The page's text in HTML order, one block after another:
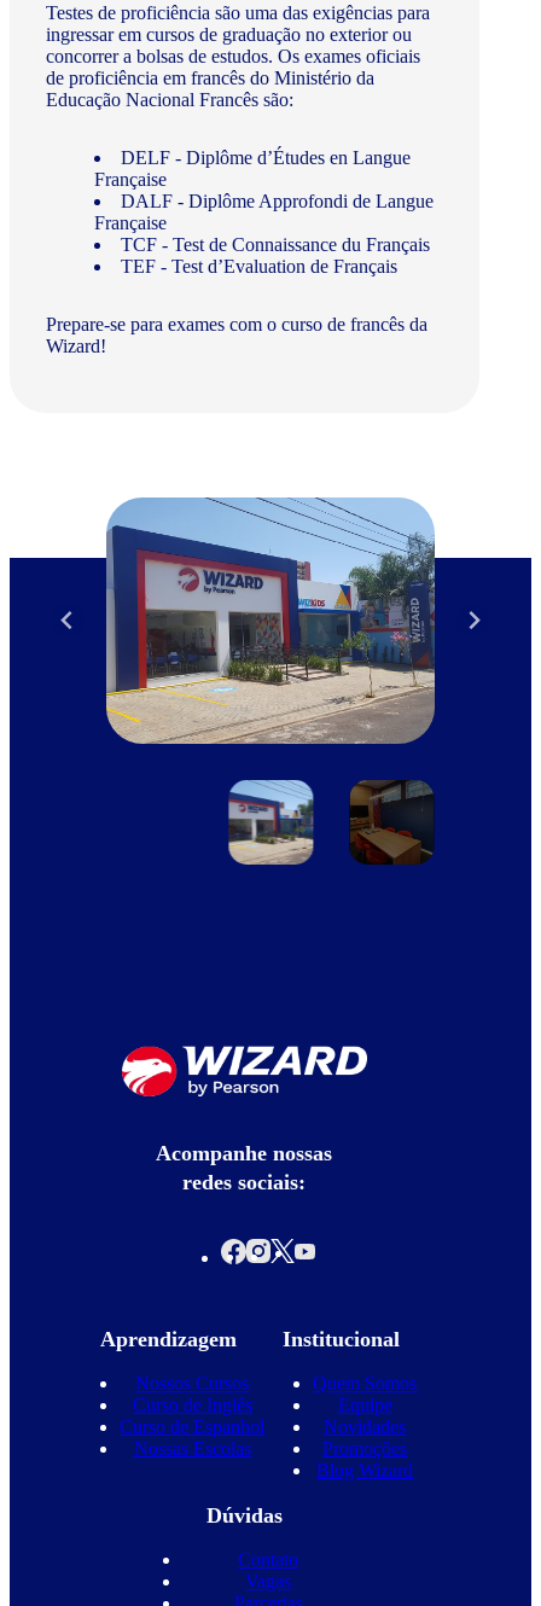
Testes de proficiência são uma das exigências para
ingressar em cursos de graduação no exterior ou
concorrer a bolsas de estudos. Os exames oficiais
de proficiência em francês do Ministério da
Educação Nacional Francês são:
DELF - Diplôme d’Études en Langue
Française
DALF - Diplôme Approfondi de Langue
Française
TCF - Test de Connaissance du Français
TEF - Test d’Evaluation de Français
Prepare-se para exames com o curso de francês da
Wizard!
Acompanhe nossas
redes sociais:
Aprendizagem
Nossos Cursos
Curso de Inglês
Curso de Espanhol
Nossas Escolas
Institucional
Quem Somos
Equipe
Novidades
Promoções
Blog Wizard
Dúvidas
Contato
Vagas